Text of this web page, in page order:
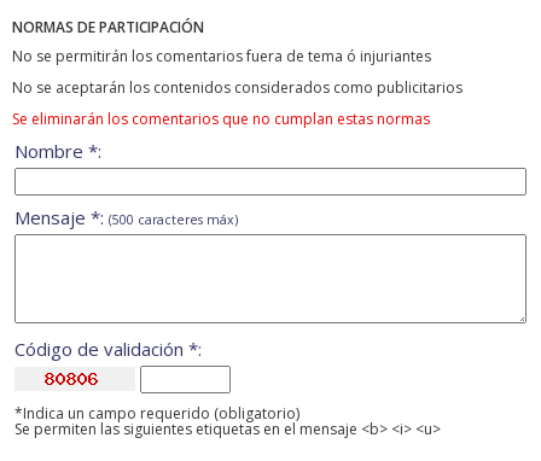
NORMAS DE PARTICIPACIÓN
No se permitirán los comentarios fuera de tema ó injuriantes
No se aceptarán los contenidos considerados como publicitarios
Se eliminarán los comentarios que no cumplan estas normas
Nombre *:
Mensaje *: (500 caracteres máx)
Código de validación *:
*Indica un campo requerido (obligatorio)
Se permiten las siguientes etiquetas en el mensaje <b> <i> <u>